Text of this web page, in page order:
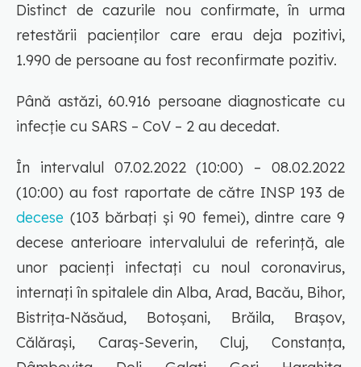
Distinct de cazurile nou confirmate, în urma
retestării pacienților care erau deja pozitivi,
1.990 de persoane au fost reconfirmate pozitiv.
Până astăzi, 60.916 persoane diagnosticate cu
infecție cu SARS – CoV – 2 au decedat.
În intervalul 07.02.2022 (10:00) – 08.02.2022
(10:00) au fost raportate de către INSP 193 de
decese (103 bărbați și 90 femei), dintre care 9
decese anterioare intervalului de referință, ale
unor pacienți infectați cu noul coronavirus,
internați în spitalele din Alba, Arad, Bacău, Bihor,
Bistrița-Năsăud, Botoșani, Brăila, Brașov,
Călărași, Caraș-Severin, Cluj, Constanța,